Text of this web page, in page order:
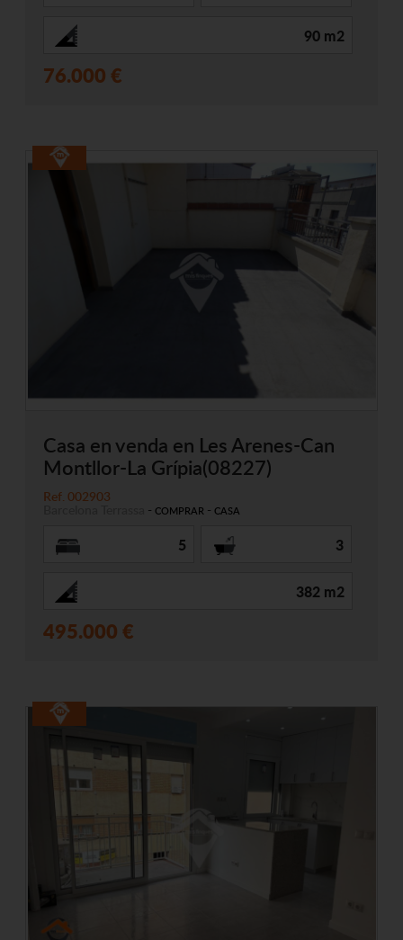
90 m2
76.000 €
Casa en venda en Les Arenes-Can
Montllor-La Grípia(08227)
Ref. 002903
- COMPRAR - CASA
5 3
382 m2
495.000 €